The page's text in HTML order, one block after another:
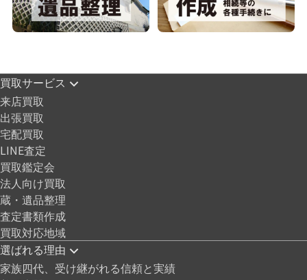
買取サービス
来店買取
出張買取
宅配買取
LINE査定
買取鑑定会
法人向け買取
蔵・遺品整理
査定書類作成
買取対応地域
選ばれる理由
家族四代、受け継がれる信頼と実績